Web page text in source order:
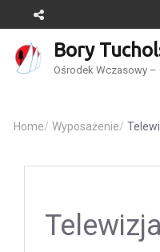
Bory
Ośrodek Wczasowy –
Home/ Wyposażenie/
Telewizja